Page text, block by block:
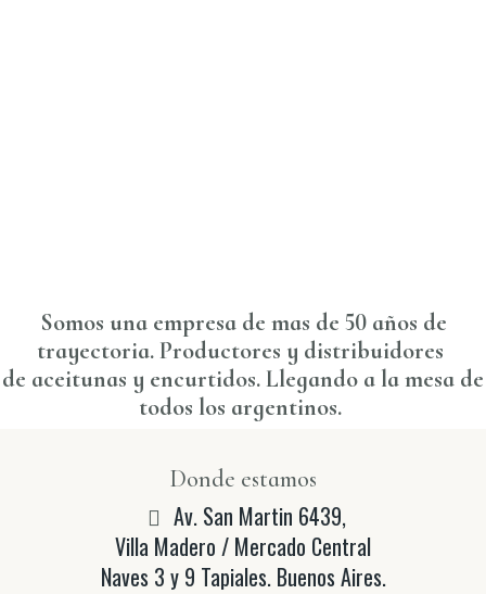
Somos una empresa de mas de 50 años de
trayectoria. Productores y distribuidores
de aceitunas y encurtidos. Llegando a la mesa de
todos los argentinos.
Donde estamos
Av. San Martin 6439,
Villa Madero / Mercado Central
Naves 3 y 9 Tapiales. Buenos Aires.